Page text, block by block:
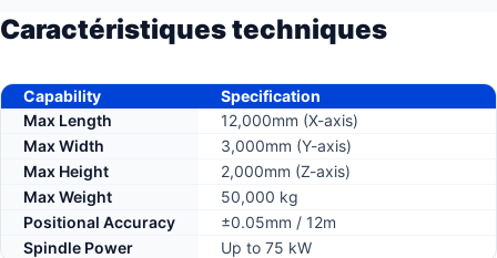
Caractéristiques techniques
Capability
Specification
Max Length
12,000mm (X-axis)
Max Width
3,000mm (Y-axis)
Max Height
2,000mm (Z-axis)
Max Weight
50,000 kg
Positional Accuracy
±0.05mm / 12m
Spindle Power
Up to 75 kW